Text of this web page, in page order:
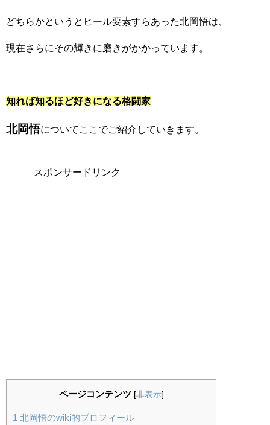
どちらかというとヒール要素すらあった北岡悟は、
現在さらにその輝きに磨きがかかっています。
知れば知るほど好きになる格闘家
北岡悟についてここでご紹介していきます。
スポンサードリンク
ページコンテンツ [非表示]
1 北岡悟のwiki的プロフィール